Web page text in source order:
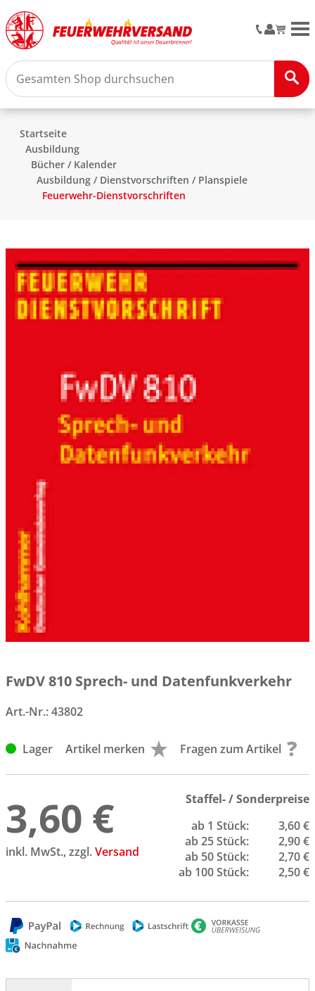
Startseite
Ausbildung
Bücher / Kalender
Ausbildung / Dienstvorschriften / Planspiele
Feuerwehr-Dienstvorschriften
FwDV 810 Sprech- und Datenfunkverkehr
Art.-Nr.:43802
Lager Artikel merken Fragen zum Artikel
3,60 €
inkl. MwSt., zzgl.Versand
Staffel- / Sonderpreise
ab 1 Stück:
3,60 €
ab 25 Stück:
2,90 €
ab 50 Stück:
2,70 €
ab 100 Stück:
2,50 €